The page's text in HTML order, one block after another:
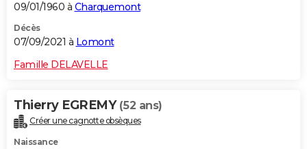
09/01/1960 à Charquemont
Décès
07/09/2021 à Lomont
Famille DELAVELLE
Thierry EGREMY (52 ans)
Créer une cagnotte obsèques
Naissance